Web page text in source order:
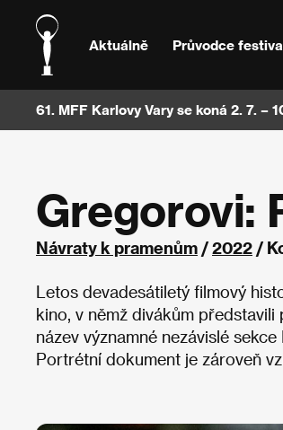
Aktuálně Průvodce
61. MFF Karlovy Vary se koná 2. 7. –
Gregorovi:
Návraty k pramenům /2022 /
Letos devadesátiletý filmový
kino, v němž divákům
název významné nezávislé
Portrétní dokument je zároveň